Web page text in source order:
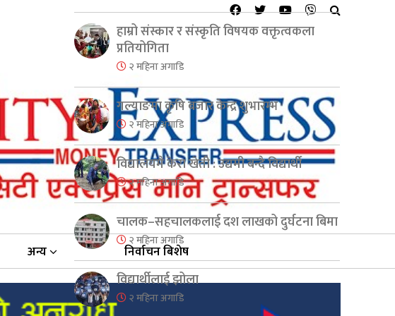
अन्य निर्वाचन बिशेष
हाम्रो संस्कार र संस्कृति विषयक वक्तृत्वकला
प्रतियोगिता
२ महिना अगाडि
गल्याङमा कृषि बजार केन्द्र शुभारम्भ
२ महिना अगाडि
विद्यालयमै केरा खेती : उद्यमी बन्दै विद्यार्थी
२ महिना अगाडि
चालक–सहचालकलाई दश लाखको दुर्घटना बिमा
२ महिना अगाडि
विद्यार्थीलाई झोला
२ महिना अगाडि